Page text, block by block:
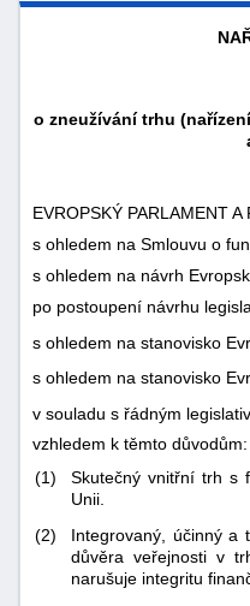
o zneužívání trhu
EVROPSKÝ PARLAMENT A
s ohledem na Smlouvu o
s ohledem na návrh
po postoupení návrhu
s ohledem na stanovisko
s ohledem na stanovisko
v souladu s řádným
vzhledem k těmto důvodům:
(1)
Skutečný vnitřní trh s
Unii.
(2)
Integrovaný, účinný a
důvěra veřejnosti v
narušuje integritu